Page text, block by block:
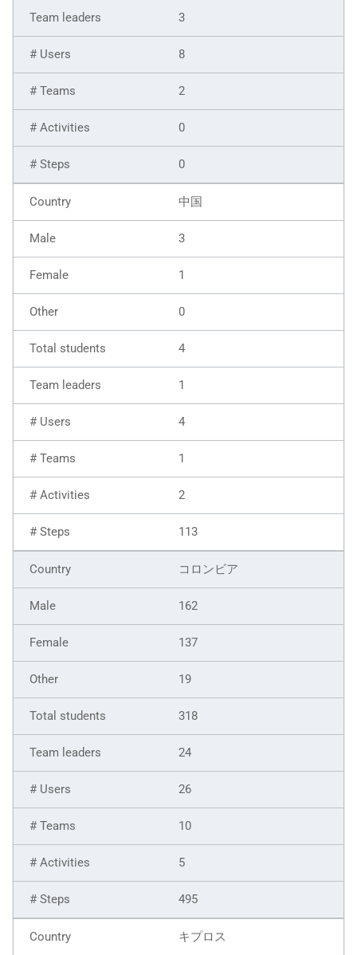
3
8
2
0
0
中国
3
1
0
4
1
4
1
2
113
コロンビア
162
137
19
318
24
26
10
5
495
キプロス